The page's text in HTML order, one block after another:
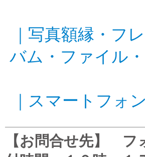
写真額縁・フ
バム・ファイル
スマートフォ
【お問合せ先】